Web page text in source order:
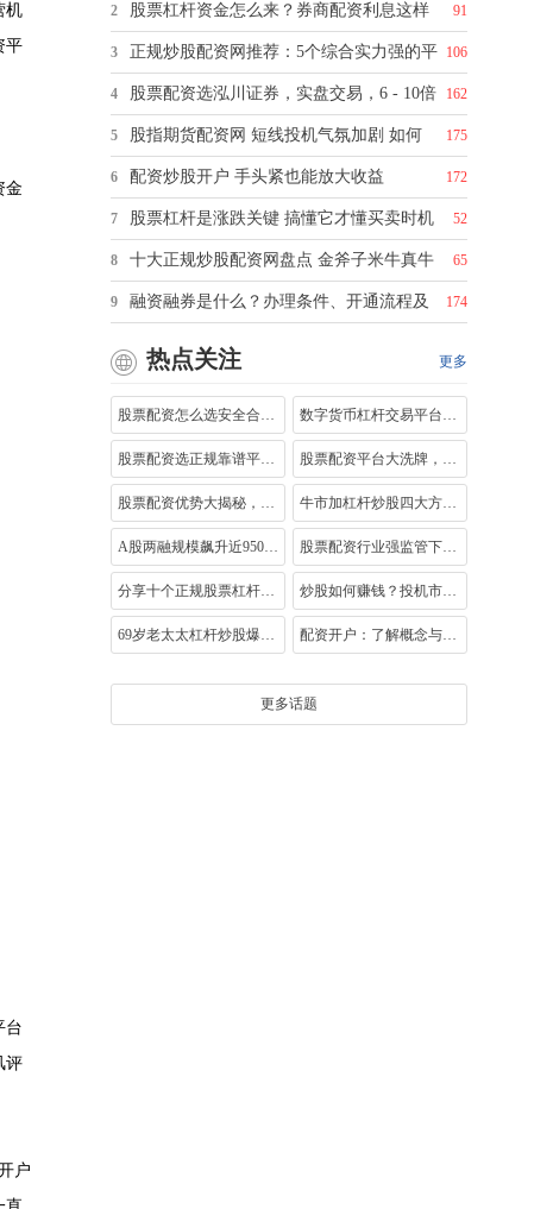
机
平
金
台
评
户
2 91
股票杠杆资金怎么来？券商配资利息这样
3 106
正规炒股配资网推荐：5个综合实力强的平
4 162
股票配资选泓川证券，实盘交易，6 - 10倍
5 175
股指期货配资网 短线投机气氛加剧 如何
6 172
配资炒股开户 手头紧也能放大收益
7 52
股票杠杆是涨跌关键 搞懂它才懂买卖时机
8 65
十大正规炒股配资网盘点 金斧子米牛真牛
9 174
融资融券是什么？办理条件、开通流程及
更多
热点关注
股票配资怎么选安全合规平台？这些关键 数字货币杠杆交易平台怎么选？BitMEX、
股票配资选正规靠谱平台，保障资金安全 股票配资平台大洗牌，恒瑞行夺冠成实力
股票配资优势大揭秘，米牛在线为您投资 牛市加杠杆炒股四大方法利弊解析：融资
A股两融规模飙升近9500亿，监管检查与P 股票配资行业强监管下，十家合规制度型
分享十个正规股票杠杆平台及股票十倍杠 炒股如何赚钱？投机市场真相与操作策略
69岁老太太杠杆炒股爆仓倒欠券商1000多万 配资开户：了解概念与运作方式，关注合
更多话题